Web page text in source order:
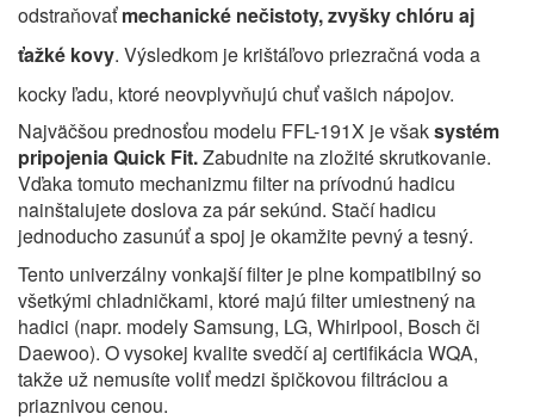
odstraňovaťmechanické nečistoty, zvyšky chlóru aj
ťažké kovy. Výsledkom je krištáľovo priezračná voda a
kocky ľadu, ktoré neovplyvňujú chuť vašich nápojov.
Najväčšou prednosťou modelu FFL-191X je všaksystém
pripojenia Quick Fit.Zabudnite na zložité skrutkovanie.
Vďaka tomuto mechanizmu filter na prívodnú hadicu
nainštalujete doslova za pár sekúnd. Stačí hadicu
jednoducho zasunúť a spoj je okamžite pevný a tesný.
Tento univerzálny vonkajší filter je plne kompatibilný so
všetkými chladničkami, ktoré majú filter umiestnený na
hadici (napr. modely Samsung, LG, Whirlpool, Bosch či
Daewoo). O vysokej kvalite svedčí aj certifikácia WQA,
takže už nemusíte voliť medzi špičkovou filtráciou a
priaznivou cenou.